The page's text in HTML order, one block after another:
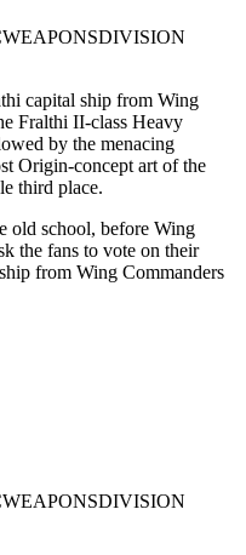
capital ship from Wing
Fralthi II-class Heavy
by the menacing
Origin-concept art of the
third place.
old school, before Wing
the fans to vote on their
from Wing Commanders